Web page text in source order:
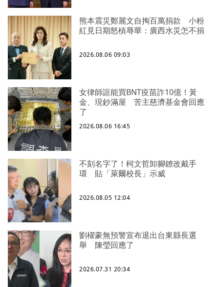
熊本震災鄭麗文自掏百萬捐款 小粉
紅見日期怒槓辱華：廣西水災怎不捐
2026.08.06 09:03
女律師誆能買BNT疫苗詐10億！黃
金、現鈔滿屋 苦主慈濟基金會回應
了
2026.08.06 16:45
不刻名字了！柯文哲卸腳鐐改戴手
環 貼「萊爾校長」示威
2026.08.05 12:04
劉櫂豪無預警宣布退出台東縣長選
舉 陳瑩回應了
2026.07.31 20:34